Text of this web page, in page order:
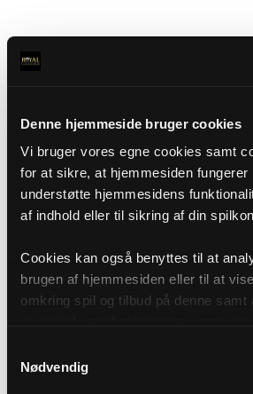
Denne hjemmeside bruger cookies
Vi bruger vores egne cookies samt
for at sikre, at hjemmesiden fungerer
understøtte hjemmesidens
af indhold eller til sikring af din
Cookies kan også benyttes til at
brugen af hjemmesiden eller til at
omkring spil og tilbud på denne samt
af cookies under "Detaljer" eller ved
vores Cookiepolitik, som du finder i
Nødvendig